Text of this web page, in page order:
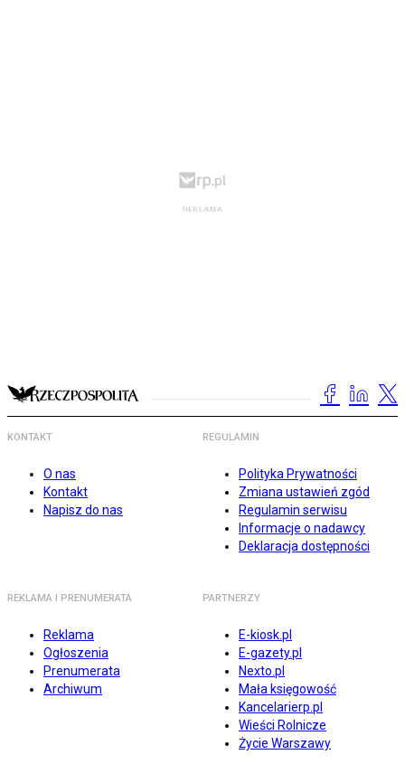
KONTAKT
O nas
Kontakt
Napisz do nas
REGULAMIN
Polityka Prywatności
Zmiana ustawień zgód
Regulamin serwisu
Informacje o nadawcy
Deklaracja dostępności
REKLAMA I PRENUMERATA
Reklama
Ogłoszenia
Prenumerata
Archiwum
PARTNERZY
E-kiosk.pl
E-gazety.pl
Nexto.pl
Mała księgowość
Kancelarierp.pl
Wieści Rolnicze
Życie Warszawy